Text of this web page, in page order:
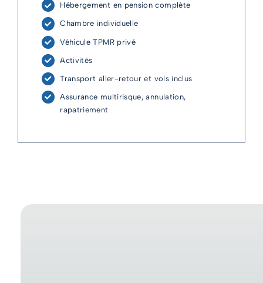
Hébergement en pension complète
Chambre individuelle
Véhicule TPMR privé
Activités
Transport aller-retour et vols inclus
Assurance multirisque, annulation,
rapatriement